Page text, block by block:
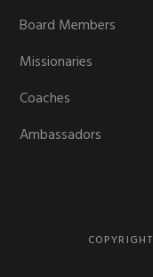
Board Members
Missionaries
Coaches
Ambassadors